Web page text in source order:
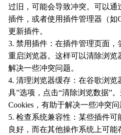
过旧，可能会导致冲突。可以
插件，或者使用插件管理器（如
更新插件。
3. 禁用插件：在插件管理页面
重启浏览器。这样可以清除浏
解决一些冲突问题。
4. 清理浏览器缓存：在谷歌浏
具”选项，点击“清除浏览数据”
Cookies，有助于解决一些冲突问
5. 检查系统兼容性：某些插件
良好，而在其他操作系统上可